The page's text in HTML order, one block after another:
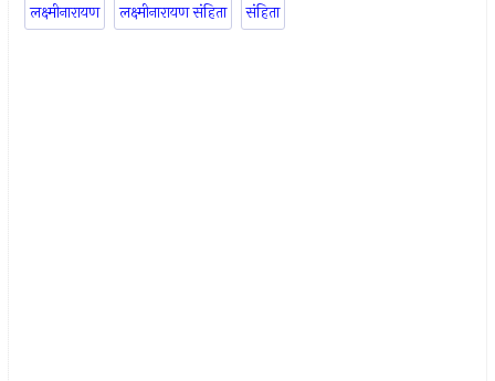
लक्ष्मीनारायण
लक्ष्मीनारायण संहिता संहिता